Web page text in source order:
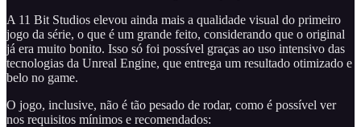
A 11 Bit Studios elevou ainda mais a qualidade visual do primeiro
jogo da série, o que é um grande feito, considerando que o original
já era muito bonito. Isso só foi possível graças ao uso intensivo das
tecnologias da Unreal Engine, que entrega um resultado otimizado e
belo no game.
O jogo, inclusive, não é tão pesado de rodar, como é possível ver
nos requisitos mínimos e recomendados: